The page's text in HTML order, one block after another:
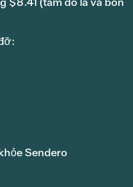
Sendero